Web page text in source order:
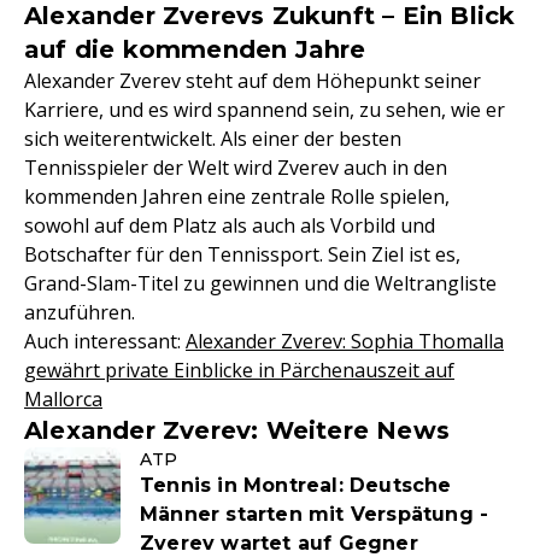
Alexander Zverevs Zukunft – Ein Blick
auf die kommenden Jahre
Alexander Zverev steht auf dem Höhepunkt seiner
Karriere, und es wird spannend sein, zu sehen, wie er
sich weiterentwickelt. Als einer der besten
Tennisspieler der Welt wird Zverev auch in den
kommenden Jahren eine zentrale Rolle spielen,
sowohl auf dem Platz als auch als Vorbild und
Botschafter für den Tennissport. Sein Ziel ist es,
Grand-Slam-Titel zu gewinnen und die Weltrangliste
anzuführen.
Auch interessant: Alexander Zverev: Sophia Thomalla
gewährt private Einblicke in Pärchenauszeit auf
Mallorca
Alexander Zverev: Weitere News
ATP
Tennis in Montreal: Deutsche
Männer starten mit Verspätung -
Zverev wartet auf Gegner